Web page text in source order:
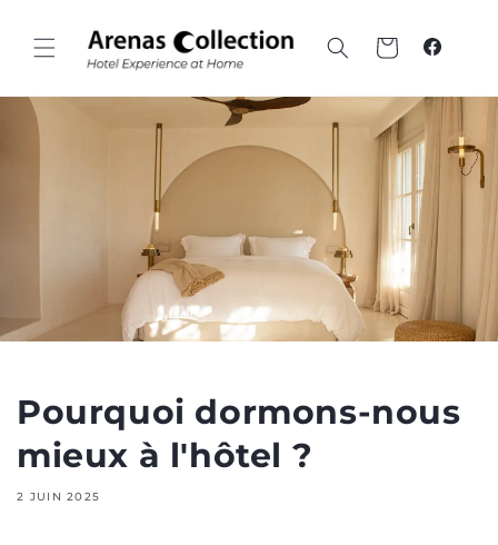
contenu
Panier
Pourquoi dormons-nous
mieux à l'hôtel ?
2 JUIN 2025